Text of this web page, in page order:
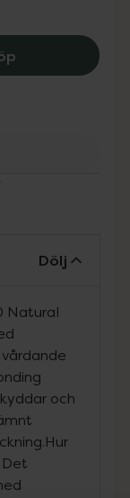
Schwarzkopf
Dölj
Natural
och